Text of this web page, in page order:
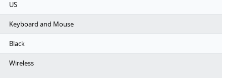
US
Keyboard and Mouse
Black
Wireless